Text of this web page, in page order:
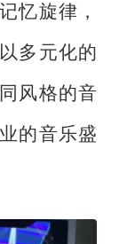
忆旋律，
多元化的
风格的音
的音乐盛